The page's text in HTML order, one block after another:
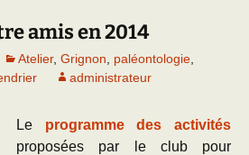
amis en 2014
Atelier, Grignon paléontologie
administrateur
Le programme des activités
proposées par le club pour